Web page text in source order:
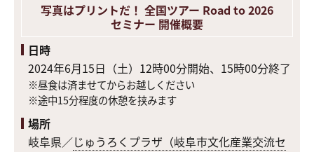
写真はプリントだ！ 全国ツアー Road to 2026
セミナー 開催概要
日時
2024年6月15日（土）12時00分開始、15時00分終了
※昼食は済ませてからお越しください
※途中15分程度の休憩を挟みます
場所
岐阜県／じゅうろくプラザ（岐阜市文化産業交流セ